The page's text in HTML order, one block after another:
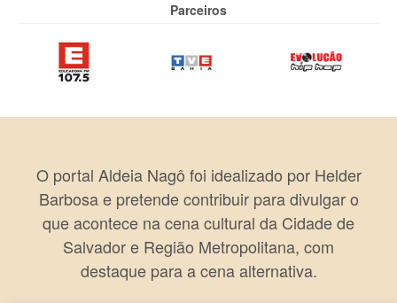
Parceiros
O portal Aldeia Nagô foi idealizado por Helder
Barbosa e pretende contribuir para divulgar o
que acontece na cena cultural da Cidade de
Salvador e Região Metropolitana, com
destaque para a cena alternativa.